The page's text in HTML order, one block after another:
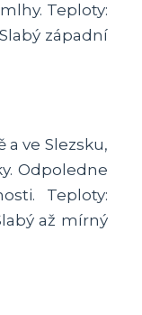
Teploty:
západní
a ve Slezsku,
Odpoledne
Teploty:
až mírný